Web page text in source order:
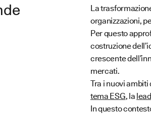
La
organizzazioni,
Per questo
costruzione
crescente
mercati.
Tra i nuovi
tema ESG, la
In questo